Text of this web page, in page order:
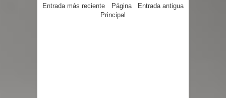
Entrada más reciente Entrada antigua
Página
Principal